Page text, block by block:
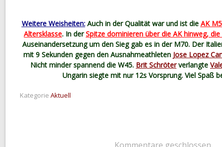
Weitere Weisheiten:Auch in der Qualität war und ist die AK
Altersklasse. In derSpitze dominieren über die AK hinweg, die
Auseinandersetzung um den Sieg gab es in der M70. Der
mit 9 Sekunden gegen den Ausnahmeathleten Jose Lopez
Nicht minder spannend die W45. Brit Schröterverlangte
Ungarin siegte mit nur 12s Vorsprung. Viel Spaß
Kategorie Aktuell